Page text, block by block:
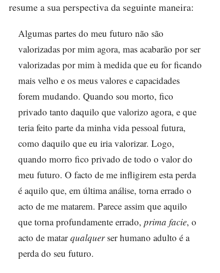
resume a sua perspectiva da seguinte maneira:
Algumas partes do meu futuro não são
valorizadas por mim agora, mas acabarão por ser
valorizadas por mim à medida que eu for ficando
mais velho e os meus valores e capacidades
forem mudando. Quando sou morto, fico
privado tanto daquilo que valorizo agora, e que
teria feito parte da minha vida pessoal futura,
como daquilo que eu iria valorizar. Logo,
quando morro fico privado de todo o valor do
meu futuro. O facto de me infligirem esta perda
é aquilo que, em última análise, torna errado o
acto de me matarem. Parece assim que aquilo
que torna profundamente errado, prima facie, o
acto de matarqualquer ser humano adulto é a
perda do seu futuro.